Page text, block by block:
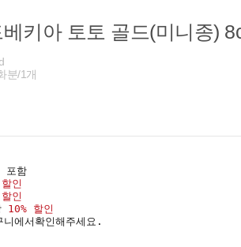
키아 토토 골드(미니종)
분/1개
포함
인
인
10% 할인
에서확인해주세요.